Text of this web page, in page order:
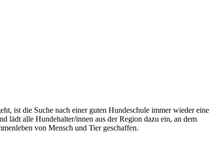
ist die Suche nach einer guten Hundeschule immer wieder eine
lädt alle Hundehalter/innen aus der Region dazu ein, an dem
von Mensch und Tier geschaffen.